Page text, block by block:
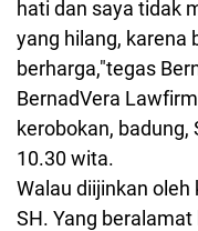
hati dan saya tidak
yang hilang, karena
berharga,"tegas
BernadVera
kerobokan, badung,
10.30 wita.
Walau diijinkan
SH. Yang